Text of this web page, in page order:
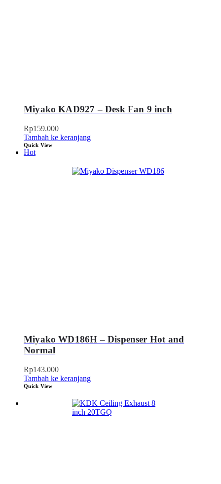
Miyako KAD927 – Desk Fan 9 inch
Rp159.000
Tambah ke keranjang
Quick View
Hot
Miyako WD186H – Dispenser Hot and
Normal
Rp143.000
Tambah ke keranjang
Quick View